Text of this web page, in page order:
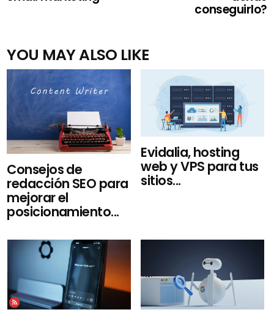
conseguirlo?
YOU MAY ALSO LIKE
Consejos de
redacción SEO para
mejorar el
posicionamiento...
Evidalia, hosting
web y VPS para tus
sitios...